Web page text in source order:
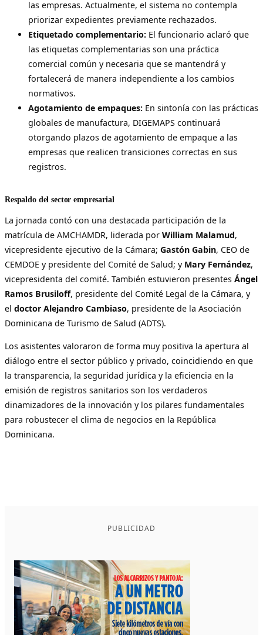
las empresas. Actualmente, el sistema no contempla
priorizar expedientes previamente rechazados.
Etiquetado complementario: El funcionario aclaró que
las etiquetas complementarias son una práctica
comercial común y necesaria que se mantendrá y
fortalecerá de manera independiente a los cambios
normativos.
Agotamiento de empaques: En sintonía con las prácticas
globales de manufactura, DIGEMAPS continuará
otorgando plazos de agotamiento de empaque a las
empresas que realicen transiciones correctas en sus
registros.
Respaldo del sector empresarial
La jornada contó con una destacada participación de la
matrícula de AMCHAMDR, liderada por William Malamud,
vicepresidente ejecutivo de la Cámara; Gastón Gabin, CEO de
CEMDOE y presidente del Comité de Salud; y Mary Fernández,
vicepresidenta del comité. También estuvieron presentes Ángel
Ramos Brusiloff, presidente del Comité Legal de la Cámara, y
el doctor Alejandro Cambiaso, presidente de la Asociación
Dominicana de Turismo de Salud (ADTS).
Los asistentes valoraron de forma muy positiva la apertura al
diálogo entre el sector público y privado, coincidiendo en que
la transparencia, la seguridad jurídica y la eficiencia en la
emisión de registros sanitarios son los verdaderos
dinamizadores de la innovación y los pilares fundamentales
para robustecer el clima de negocios en la República
Dominicana.
PUBLICIDAD